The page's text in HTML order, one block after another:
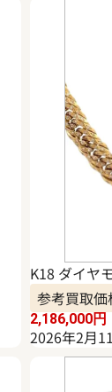
K18 ダイヤ
参考買取価
2,186,000円
2026年2月